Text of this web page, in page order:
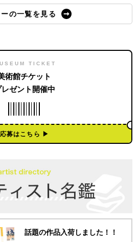
の一覧を見る
TICKET
術館チケット
レゼント開催中
応募はこちら ▶︎
話題の作品入荷しました！！